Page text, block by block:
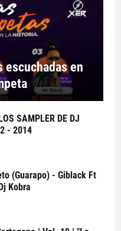
escuchadas en
SAMPLER DE DJ
- 2014
(Guarapo) - Giblack Ft
Kobra